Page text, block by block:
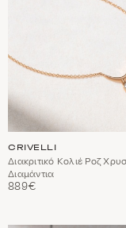
CRIVELLI
Διακριτικό Κολιέ Ροζ
Διαμάντια
889€